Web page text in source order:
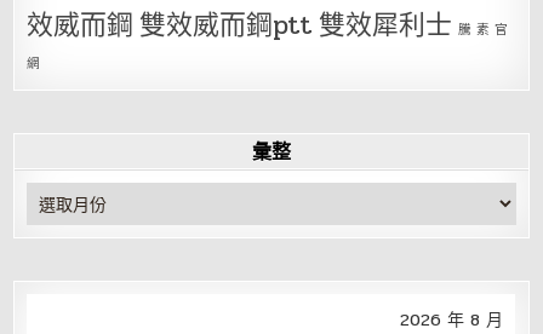
效威而鋼 雙效威而鋼ptt 雙效犀利士 騰 素 官
網
彙整
彙
整
2026 年 8 月